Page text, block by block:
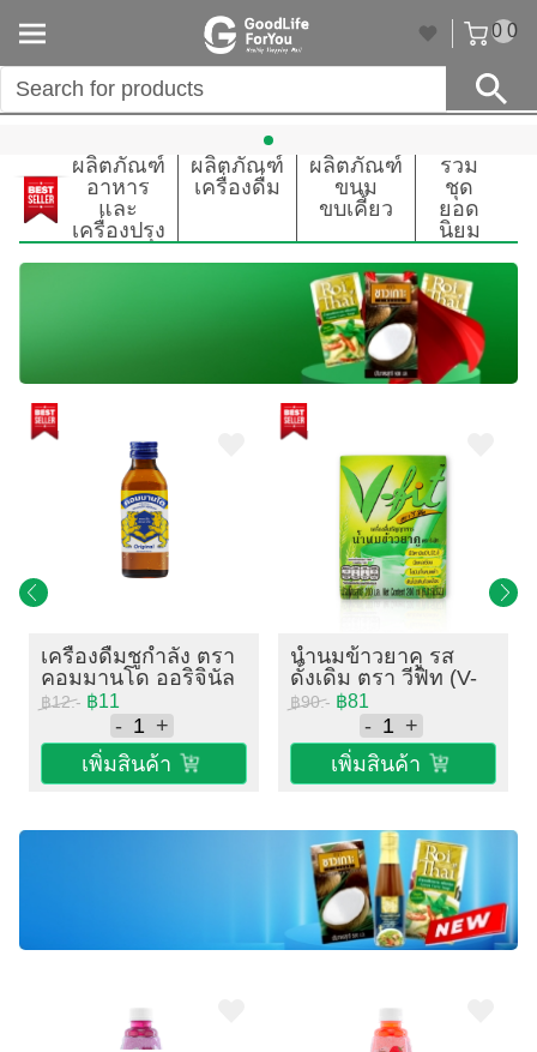
0 0
ผลิตภัณฑ์
อาหาร
และ
เครื่องปรุง
ผลิตภัณฑ์
เครื่องดื่ม
ผลิตภัณฑ์
ขนม
ขบเคี้ยว
รวม
ชุด
ยอด
นิยม
เครื่องดื่มชูกำลัง ตรา
คอมมานโด ออริจินัล
ขนาด 150 ml.
฿12.- ฿11
-
+
เพิ่มสินค้า
น้ำนมข้าวยาคู รส
ดั้งเดิม ตรา วีฟิท (V-
Fit) ขนาด 6x200 ml.
฿90.- ฿81
-
+
เพิ่มสินค้า